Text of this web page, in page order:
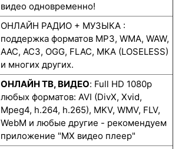
видео одновременно!
ОНЛАЙН РАДИО + МУЗЫКА :
поддержка форматов MP3, WMA, WAW,
AAC, AC3, OGG, FLAC, MKA (LOSELESS)
и многих других.
ОНЛАЙН ТВ, ВИДЕО: Full HD 1080p
любых форматов: AVI (DivX, Xvid,
Mpeg4, h.264, h.265), MKV, WMV, FLV,
WebM и любые другие - рекомендуем
приложение "MX видео плеер"